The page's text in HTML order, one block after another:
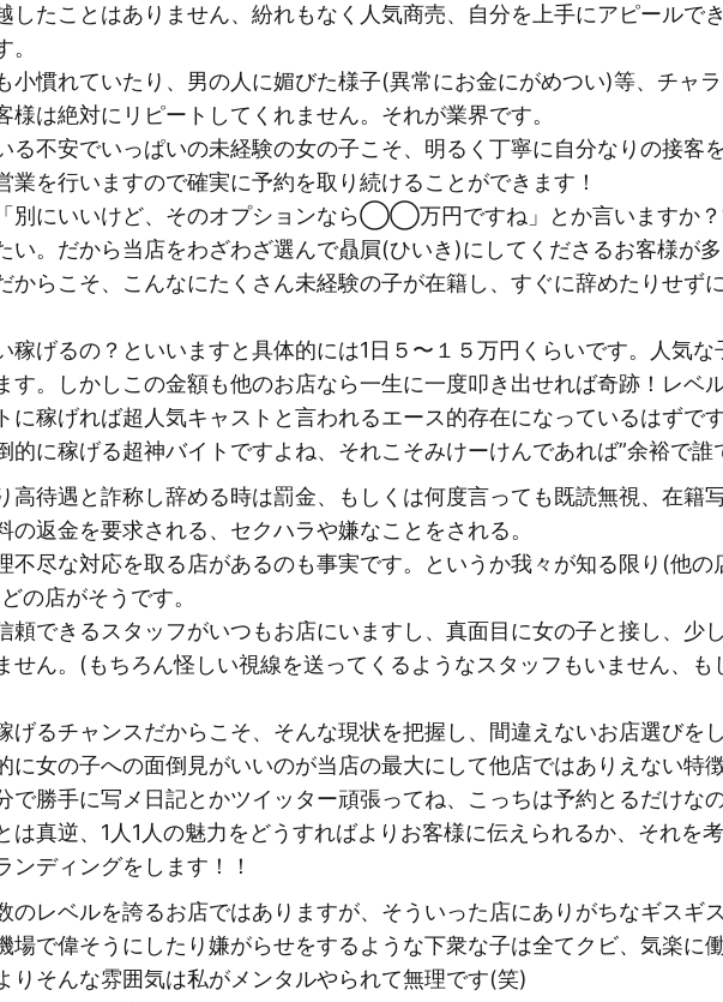
したことはありません、紛れもなく人気商売、自分を上手にアピールで
小慣れていたり、男の人に媚びた様子(異常にお金にがめつい)等、チャ
様は絶対にリピートしてくれません。それが業界です。
る不安でいっぱいの未経験の女の子こそ、明るく丁寧に自分なりの接客
業を行いますので確実に予約を取り続けることができます！
別にいいけど、そのオプションなら◯◯万円ですね」とか言いますか？
い。だから当店をわざわざ選んで贔屓(ひいき)にしてくださるお客様が
からこそ、こんなにたくさん未経験の子が在籍し、すぐに辞めたりせず
稼げるの？といいますと具体的には1日５〜１５万円くらいです。人気
す。しかしこの金額も他のお店なら一生に一度叩き出せれば奇跡！レベ
に稼げれば超人気キャストと言われるエース的存在になっているはずで
的に稼げる超神バイトですよね、それこそみけーけんであれば”余裕で誰
高待遇と詐称し辞める時は罰金、もしくは何度言っても既読無視、在籍
の返金を要求される、セクハラや嫌なことをされる。
不尽な対応を取る店があるのも事実です。というか我々が知る限り(他の
の店がそうです。
頼できるスタッフがいつもお店にいますし、真面目に女の子と接し、少
せん。(もちろん怪しい視線を送ってくるようなスタッフもいません、も
げるチャンスだからこそ、そんな現状を把握し、間違えないお店選びを
に女の子への面倒見がいいのが当店の最大にして他店ではありえない特徴
で勝手に写メ日記とかツイッター頑張ってね、こっちは予約とるだけな
は真逆、1人1人の魅力をどうすればよりお客様に伝えられるか、それを
ンディングをします！！
のレベルを誇るお店ではありますが、そういった店にありがちなギスギ
場で偉そうにしたり嫌がらせをするような下衆な子は全てクビ、気楽に
りそんな雰囲気は私がメンタルやられて無理です(笑)